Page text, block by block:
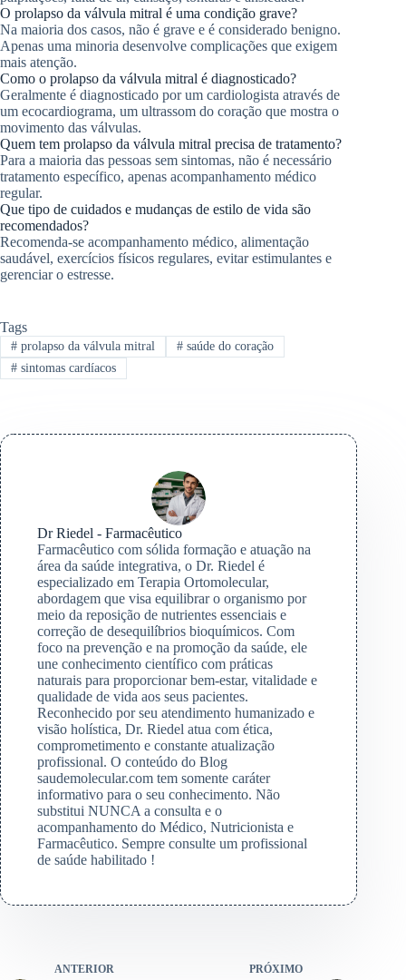
O prolapso da válvula mitral é uma condição grave?
Na maioria dos casos, não é grave e é considerado benigno.
Apenas uma minoria desenvolve complicações que exigem
mais atenção.
Como o prolapso da válvula mitral é diagnosticado?
Geralmente é diagnosticado por um cardiologista através de
um ecocardiograma, um ultrassom do coração que mostra o
movimento das válvulas.
Quem tem prolapso da válvula mitral precisa de tratamento?
Para a maioria das pessoas sem sintomas, não é necessário
tratamento específico, apenas acompanhamento médico
regular.
Que tipo de cuidados e mudanças de estilo de vida são
recomendados?
Recomenda-se acompanhamento médico, alimentação
saudável, exercícios físicos regulares, evitar estimulantes e
gerenciar o estresse.
Tags
#prolapso da válvula mitral #saúde do coração
#sintomas cardíacos
Dr Riedel - Farmacêutico
Farmacêutico com sólida formação e atuação na
área da saúde integrativa, o Dr. Riedel é
especializado em Terapia Ortomolecular,
abordagem que visa equilibrar o organismo por
meio da reposição de nutrientes essenciais e
correção de desequilíbrios bioquímicos. Com
foco na prevenção e na promoção da saúde, ele
une conhecimento científico com práticas
naturais para proporcionar bem-estar, vitalidade e
qualidade de vida aos seus pacientes.
Reconhecido por seu atendimento humanizado e
visão holística, Dr. Riedel atua com ética,
comprometimento e constante atualização
profissional. O conteúdo do Blog
saudemolecular.com tem somente caráter
informativo para o seu conhecimento. Não
substitui NUNCA a consulta e o
acompanhamento do Médico, Nutricionista e
Farmacêutico. Sempre consulte um profissional
de saúde habilitado !
ANTERIOR PRÓXIMO